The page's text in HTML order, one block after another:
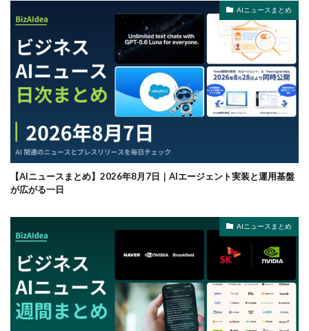
AIニュースまとめ
【AIニュースまとめ】2026年8月7日｜AIエージェント実装と運用基盤
が広がる一日
AIニュースまとめ